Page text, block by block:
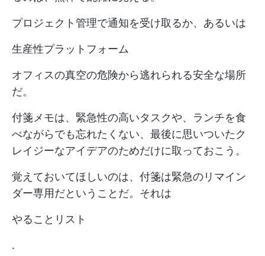
プロジェクト管理で通知を受け取るか、あるいは
生産性プラットフォーム
オフィスの真空の危険から逃れられる安全な場所
だ。
付箋メモは、緊急性の高いタスクや、ランチを食
べながらでも忘れたくない、最後に思いついたク
レイジーなアイデアのためだけに取っておこう。
覚えておいてほしいのは、付箋は緊急のリマイン
ダー専用だということだ。それは
やることリスト
.